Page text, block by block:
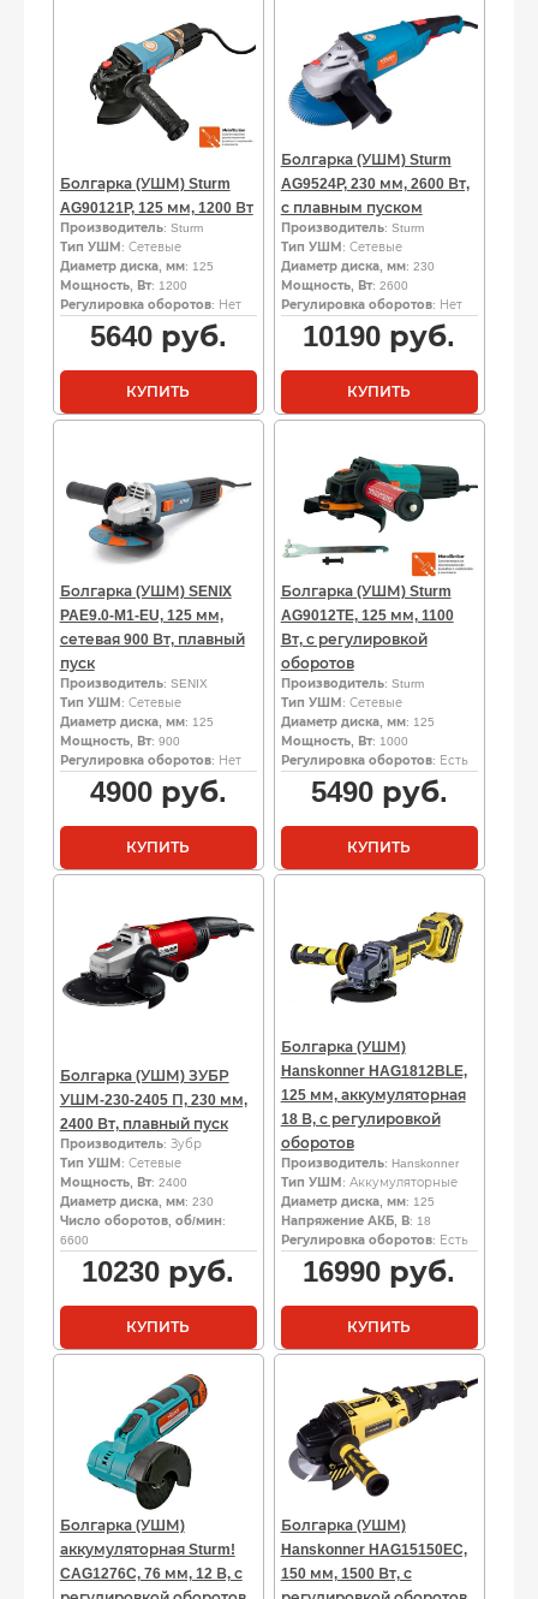
Болгарка (УШМ) Sturm
AG90121P, 125 мм, 1200 Вт
Производитель: Sturm
Тип УШМ : Сетевые
Диаметр диска, мм: 125
Мощность, Вт: 1200
Регулировка оборотов: Нет
5640руб.
КУПИТЬ
Болгарка (УШМ) Sturm
AG9524P, 230 мм, 2600 Вт,
с плавным пуском
Производитель: Sturm
Тип УШМ : Сетевые
Диаметр диска, мм: 230
Мощность, Вт: 2600
Регулировка оборотов: Нет
10190 руб.
КУПИТЬ
Болгарка (УШМ) SENIX
PAE9.0-M1-EU, 125 мм,
сетевая 900 Вт, плавный
пуск
Производитель: SENIX
Тип УШМ : Сетевые
Диаметр диска, мм: 125
Мощность, Вт: 900
Регулировка оборотов: Нет
4900руб.
КУПИТЬ
Болгарка (УШМ) Sturm
AG9012TE, 125 мм, 1100
Вт, с регулировкой
оборотов
Производитель: Sturm
Тип УШМ : Сетевые
Диаметр диска, мм: 125
Мощность, Вт: 1000
Регулировка оборотов: Есть
5490руб.
КУПИТЬ
Болгарка (УШМ) ЗУБР
УШМ-230-2405 П, 230 мм,
2400 Вт, плавный пуск
Производитель: Зубр
Тип УШМ : Сетевые
Мощность, Вт: 2400
Диаметр диска, мм: 230
Число оборотов, об/мин:
6600
10230 руб.
КУПИТЬ
Болгарка (УШМ)
Hanskonner HAG1812BLE,
125 мм, аккумуляторная
18 В, с регулировкой
оборотов
Производитель: Hanskonner
Тип УШМ : Аккумуляторные
Диаметр диска, мм: 125
Напряжение АКБ, В: 18
Регулировка оборотов: Есть
16990 руб.
КУПИТЬ
Болгарка (УШМ)
аккумуляторная Sturm!
CAG1276C, 76 мм, 12 В, с
Болгарка (УШМ)
Hanskonner HAG15150EC,
150 мм, 1500 Вт, с